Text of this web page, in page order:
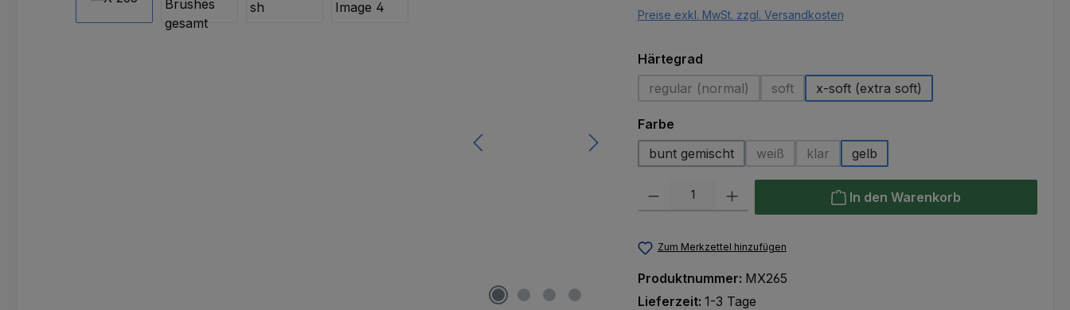
Preise exkl. MwSt. zzgl. Versandkosten
Härtegradauswählen
regular (normal)
(Diese Option ist zurzeit nicht verfügbar.)
soft
(Diese Option ist zurzeit nicht verfügbar.)
x-soft (extra soft)
Farbeauswählen
bunt gemischt
weiß
(Diese Option ist zurzeit nicht verfügbar.)
klar
(Diese Option ist zurzeit nicht verfügbar.)
gelb
Produkt Anzahl: Gib den gewünschten Wert ein oder benutze die Schaltflächen
In den Warenkorb
Zum Merkzettel hinzufügen
Produktnummer: MX265
Lieferzeit: 1-3 Tage